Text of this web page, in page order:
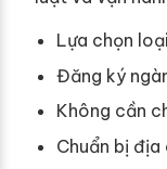
Lựa chọn
Đăng ký
Không cần
Chuẩn bị địa